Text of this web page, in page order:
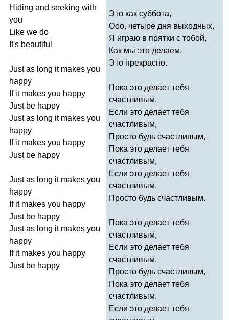
Hiding and seeking with
you
Like we do
It's beautiful
Just as long it makes you
happy
If it makes you happy
Just be happy
Just as long it makes you
happy
If it makes you happy
Just be happy
Just as long it makes you
happy
If it makes you happy
Just be happy
Just as long it makes you
happy
If it makes you happy
Just be happy
Это как суббота,
Ооо, четыре дня выходных,
Я играю в прятки с тобой,
Как мы это делаем,
Это прекрасно.
Пока это делает тебя
счастливым,
Если это делает тебя
счастливым,
Просто будь счастливым,
Пока это делает тебя
счастливым,
Если это делает тебя
счастливым,
Просто будь счастливым.
Пока это делает тебя
счастливым,
Если это делает тебя
счастливым,
Просто будь счастливым,
Пока это делает тебя
счастливым,
Если это делает тебя